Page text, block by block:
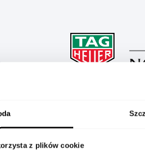
z plików cookie
Calibre E5 40 mm x New
myślą o biegaczach oraz osobach